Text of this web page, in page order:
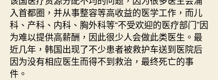
入首都圈，并从事整容等高收益的医学工作，而儿
科、产科、内科、胸外科等“不受欢迎的医疗部门”因
为难以提供高薪酬，因此很少人会做此类医生。最
近几年，韩国出现了不少患者被救护车送到医院后
因为没有相应医生而得不到救治，最终死亡的事
件。